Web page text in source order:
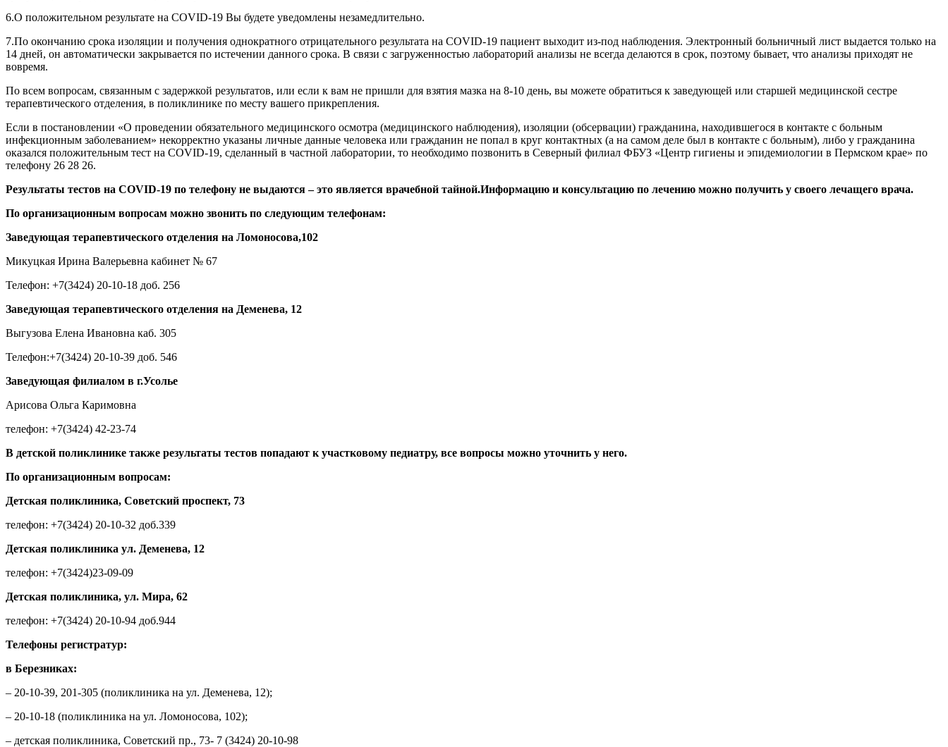
6.О положительном результате на COVID-19 Вы будете уведомлены незамедлительно.
7.По окончанию срока изоляции и получения однократного отрицательного результата на COVID-19 пациент выходит из-под наблюдения. Электронный больничный лист выдается только на
14 дней, он автоматически закрывается по истечении данного срока. В связи с загруженностью лабораторий анализы не всегда делаются в срок, поэтому бывает, что анализы приходят не
вовремя.
По всем вопросам, связанным с задержкой результатов, или если к вам не пришли для взятия мазка на 8-10 день, вы можете обратиться к заведующей или старшей медицинской сестре
терапевтического отделения, в поликлинике по месту вашего прикрепления.
Если в постановлении «О проведении обязательного медицинского осмотра (медицинского наблюдения), изоляции (обсервации) гражданина, находившегося в контакте с больным
инфекционным заболеванием» некорректно указаны личные данные человека или гражданин не попал в круг контактных (а на самом деле был в контакте с больным), либо у гражданина
оказался положительным тест на COVID-19, сделанный в частной лаборатории, то необходимо позвонить в Северный филиал ФБУЗ «Центр гигиены и эпидемиологии в Пермском крае» по
телефону 26 28 26.
Результаты тестов на COVID-19 по телефону не выдаются – это является врачебной тайной.Информацию и консультацию по лечению можно получить у своего лечащего врача.
По организационным вопросам можно звонить по следующим телефонам:
Заведующая терапевтического отделения на Ломоносова,102
Микуцкая Ирина Валерьевна кабинет № 67
Телефон: +7(3424) 20-10-18 доб. 256
Заведующая терапевтического отделения на Деменева, 12
Выгузова Елена Ивановна каб. 305
Телефон:+7(3424) 20-10-39 доб. 546
Заведующая филиалом в г.Усолье
Арисова Ольга Каримовна
телефон: +7(3424) 42-23-74
В детской поликлинике также результаты тестов попадают к участковому педиатру, все вопросы можно уточнить у него.
По организационным вопросам:
Детская поликлиника, Советский проспект, 73
телефон: +7(3424) 20-10-32 доб.339
Детская поликлиника ул. Деменева, 12
телефон: +7(3424)23-09-09
Детская поликлиника, ул. Мира, 62
телефон: +7(3424) 20-10-94 доб.944
Телефоны регистратур:
в Березниках:
– 20-10-39, 201-305 (поликлиника на ул. Деменева, 12);
– 20-10-18 (поликлиника на ул. Ломоносова, 102);
– детская поликлиника, Советский пр., 73- 7 (3424) 20-10-98